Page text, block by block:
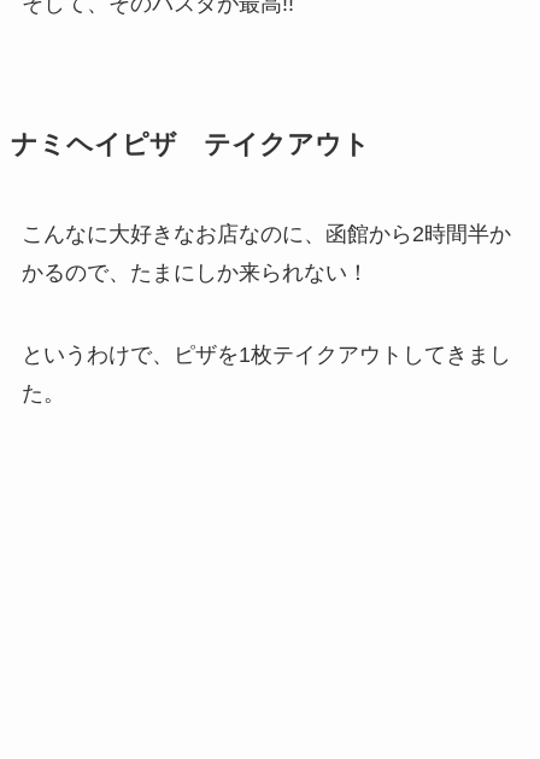
ナミヘイピザ テイクアウト
こんなに大好きなお店なのに、函館から2時間半か
かるので、たまにしか来られない！
というわけで、ピザを1枚テイクアウトしてきまし
た。